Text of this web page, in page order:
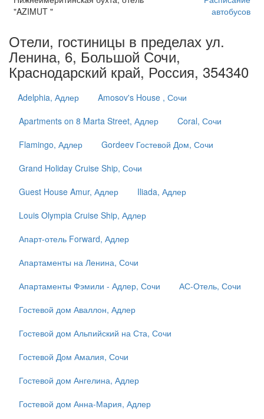
"AZIMUT "
автобусов
Отели, гостиницы в пределах ул.
Ленина, 6, Большой Сочи,
Краснодарский край, Россия, 354340
Adelphia, Адлер
Amosov's House , Сочи
Apartments on 8 Marta Street, Адлер
Coral, Сочи
Flamingo, Адлер
Gordeev Гостевой Дом, Сочи
Grand Holiday Cruise Ship, Сочи
Guest House Amur, Адлер
Iliada, Адлер
Louis Olympia Cruise Ship, Адлер
Апарт-отель Forward, Адлер
Апартаменты на Ленина, Сочи
Апартаменты Фэмили - Адлер, Сочи
АС-Отель, Сочи
Гостевой дом Аваллон, Адлер
Гостевой дом Альпийский на Ста, Сочи
Гостевой Дом Амалия, Сочи
Гостевой дом Ангелина, Адлер
Гостевой дом Анна-Мария, Адлер